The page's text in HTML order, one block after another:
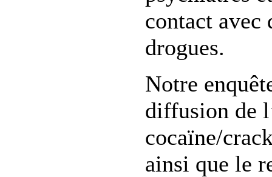
contact avec
drogues.
Notre
diffusion de
cocaïne/
ainsi que le